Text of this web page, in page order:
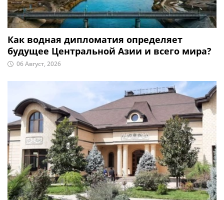
Как водная дипломатия определяет
будущее Центральной Азии и всего мира?
06 Август, 2026